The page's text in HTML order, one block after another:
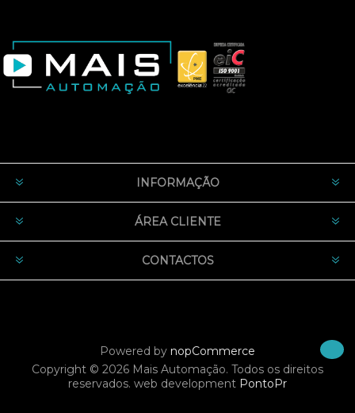
INFORMAÇÃO
ÁREA CLIENTE
CONTACTOS
Powered by nopCommerce
Copyright © 2026 Mais Automação. Todos os direitos
reservados. web development PontoPr